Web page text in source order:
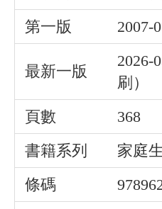
第一版
2007-
最新一版
2026-
刷）
頁數
368
書籍系列
家庭
條碼